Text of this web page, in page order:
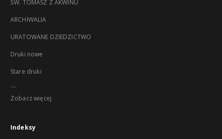
ŚW. TOMASZ Z AKWINU
ARCHIWALIA
URATOWANE DZIEDZICTWO
Druki nowe
Stare druki
...
Zobacz więcej
Indeksy